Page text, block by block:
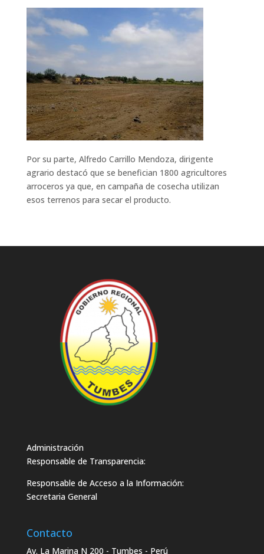
Por su parte, Alfredo Carrillo Mendoza, dirigente
agrario destacó que se benefician 1800 agricultores
arroceros ya que, en campaña de cosecha utilizan
esos terrenos para secar el producto.
Administración
Responsable de Transparencia:
Responsable de Acceso a la Información:
Secretaria General
Contacto
Av. La Marina N 200 - Tumbes - Perú